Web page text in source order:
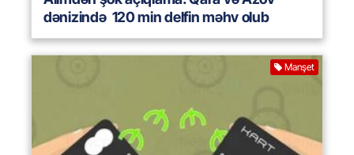
dənizində 120 min delfin məhv olub
Manşet